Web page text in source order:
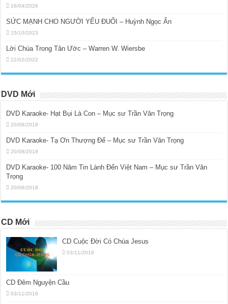
16/04/2026
SỨC MẠNH CHO NGƯỜI YẾU ĐUỐI – Huỳnh Ngọc Ẩn
15/10/2023
Lời Chúa Trong Tân Ước – Warren W. Wiersbe
22/02/2022
DVD Mới
DVD Karaoke- Hạt Bụi Là Con – Mục sư Trần Văn Trọng
20/08/2018
DVD Karaoke- Tạ Ơn Thượng Đế – Mục sư Trần Văn Trọng
20/08/2018
DVD Karaoke- 100 Năm Tin Lành Đến Việt Nam – Mục sư Trần Văn
Trọng
20/08/2018
CD Mới
CD Cuộc Đời Có Chúa Jesus
03/11/2016
CD Đêm Nguyện Cầu
03/11/2016